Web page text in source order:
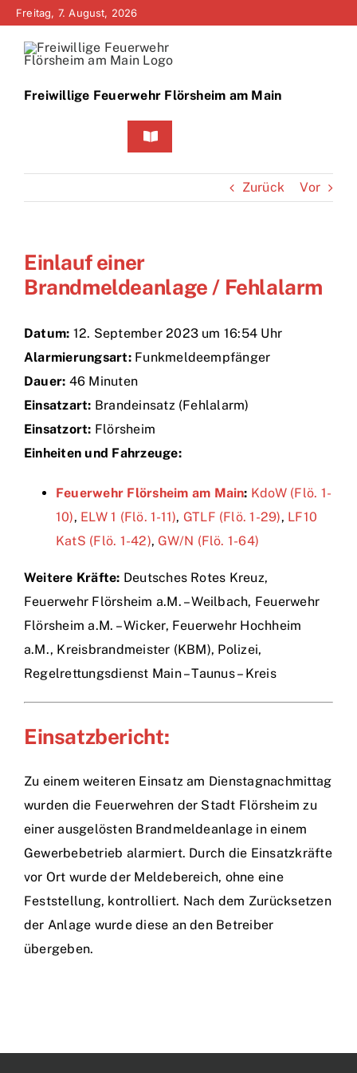
Zum
springen
Freitag, 7. August, 2026
Freiwillige Feuerwehr Flörsheim am Main
Toggle
Home
Bürgerinfo
Technik
Zurück Vor
Einlauf einer
Brandmeldeanlage / Fehlalarm
Datum: 12. September 2023 um 16:54 Uhr
Alarmierungsart:Funkmeldeempfänger
Dauer: 46 Minuten
Einsatzart: Brandeinsatz (Fehlalarm)
Einsatzort: Flörsheim
Einheiten und Fahrzeuge:
Feuerwehr Flörsheim am Main: KdoW (Flö. 1-
10), ELW 1 (Flö. 1-11), GTLF (Flö. 1-29), LF10
KatS (Flö. 1-42), GW/N (Flö. 1-64)
Weitere Kräfte: Deutsches Rotes Kreuz,
Feuerwehr Flörsheim a.M. – Weilbach, Feuerwehr
Flörsheim a.M. – Wicker, Feuerwehr Hochheim
a.M., Kreisbrandmeister (KBM), Polizei,
Regelrettungsdienst Main – Taunus – Kreis
Einsatzbericht:
Zu einem weiteren Einsatz am Dienstagnachmittag
wurden die Feuerwehren der Stadt Flörsheim zu
einer ausgelösten Brandmeldeanlage in einem
Gewerbebetrieb alarmiert. Durch die Einsatzkräfte
vor Ort wurde der Meldebereich, ohne eine
Feststellung, kontrolliert. Nach dem Zurücksetzen
der Anlage wurde diese an den Betreiber
übergeben.